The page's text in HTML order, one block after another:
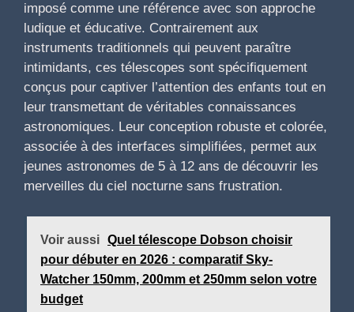
imposé comme une référence avec son approche
ludique et éducative. Contrairement aux
instruments traditionnels qui peuvent paraître
intimidants, ces télescopes sont spécifiquement
conçus pour captiver l’attention des enfants tout en
leur transmettant de véritables connaissances
astronomiques. Leur conception robuste et colorée,
associée à des interfaces simplifiées, permet aux
jeunes astronomes de 5 à 12 ans de découvrir les
merveilles du ciel nocturne sans frustration.
Voir aussi Quel télescope Dobson choisir
pour débuter en 2026 : comparatif Sky-
Watcher 150mm, 200mm et 250mm selon votre
budget